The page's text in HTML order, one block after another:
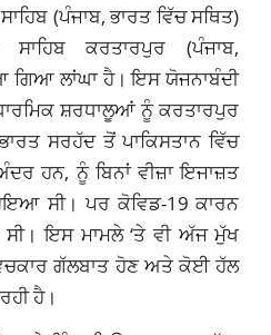
(ਪੰਜਾਬ, ਭਾਰਤ ਵਿੱਚ ਸਥਿਤ)
ਕਰਤਾਰਪੁਰ (ਪੰਜਾਬ,
ਗਿਆ ਲਾਂਘਾ ਹੈ। ਇਸ ਯੋਜਨਾਬੰਦੀ
ਸ਼ਰਧਾਲੂਆਂ ਨੂੰ ਕਰਤਾਰਪੁਰ
ਸਰਹੱਦ ਤੋਂ ਪਾਕਿਸਤਾਨ ਵਿੱਚ
ਹਨ, ਨੂੰ ਬਿਨਾਂ ਵੀਜ਼ਾ ਇਜਾਜ਼ਤ
ਸੀ। ਪਰ ਕੋਵਿਡ-19 ਕਾਰਨ
ਇਸ ਮਾਮਲੇ ‘ਤੇ ਵੀ ਅੱਜ ਮੁੱਖ
ਗੱਲਬਾਤ ਹੋਣ ਅਤੇ ਕੋਈ ਹੱਲ
ਹੈ।